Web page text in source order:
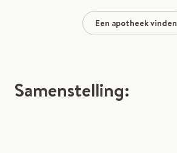
Een apotheek vinden
Samenstelling: